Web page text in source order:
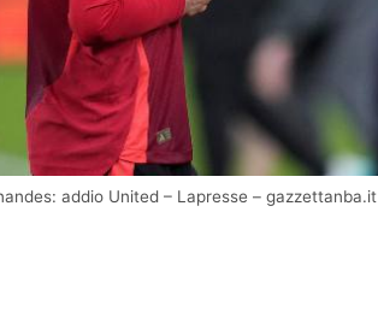
addio United – Lapresse – gazzettanba.it